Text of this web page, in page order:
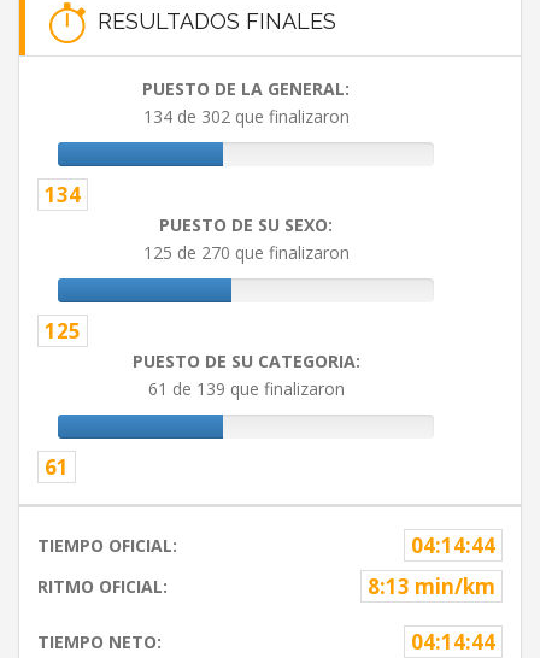
RESULTADOS FINALES
PUESTO DE LA GENERAL:
134 de 302 que finalizaron
134
PUESTO DE SU SEXO:
125 de 270 que finalizaron
125
PUESTO DE SU CATEGORIA:
61 de 139 que finalizaron
61
TIEMPO OFICIAL: 04:14:44
RITMO OFICIAL: 8:13 min/km
TIEMPO NETO: 04:14:44